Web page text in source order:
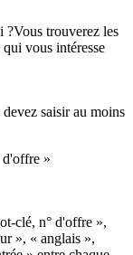
?Vous trouverez les
vous intéresse
saisir au moins
d'offre »
clé, n° d'offre »,
», « anglais »,